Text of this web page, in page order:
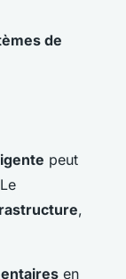
de
peut
,
en